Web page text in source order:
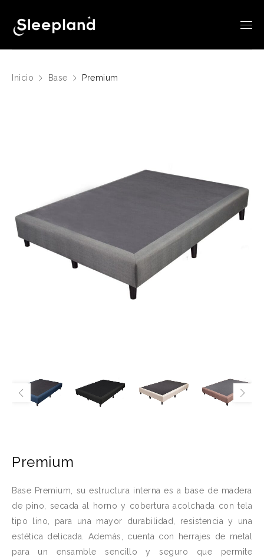
Inicio Base Premium
Premium
Base Premium, su estructura interna es a base de madera
de pino, secada al horno y cobertura acolchada con tela
tipo lino, para una mayor durabilidad, resistencia y una
estética delicada. Además, cuenta con herrajes de metal
para un ensamble sencillo y seguro que permite